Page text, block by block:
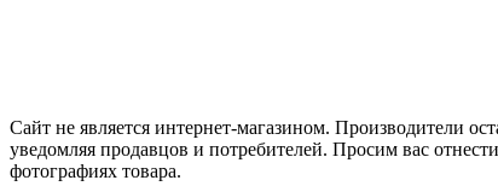
Сайт не является интернет-магазином. Производители
уведомляя продавцов и потребителей. Просим вас
фотографиях товара.